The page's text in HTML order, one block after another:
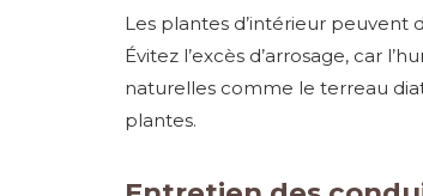
Les plantes d’intérieur peuvent
Évitez l’excès d’arrosage, car
naturelles comme le terreau
plantes.